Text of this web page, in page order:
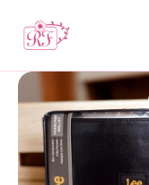
contenido
CARTERA
CABALLERO
LEE
RF842
cantidad